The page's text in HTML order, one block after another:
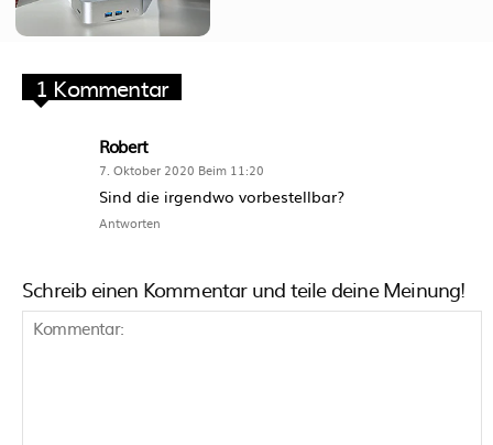
1 Kommentar
Robert
7. Oktober 2020 Beim 11:20
Sind die irgendwo vorbestellbar?
Antworten
Schreib einen Kommentar und teile deine Meinung!